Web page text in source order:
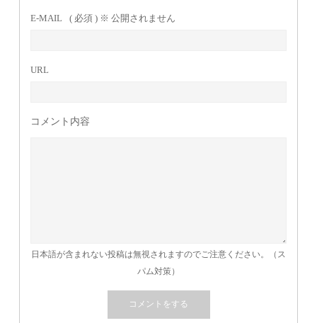
E-MAIL ( 必須 ) ※ 公開されません
URL
コメント内容
日本語が含まれない投稿は無視されますのでご注意ください。（ス
パム対策）